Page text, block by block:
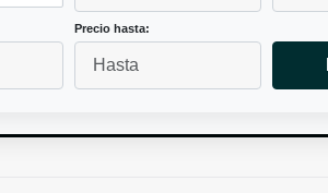
Precio hasta: